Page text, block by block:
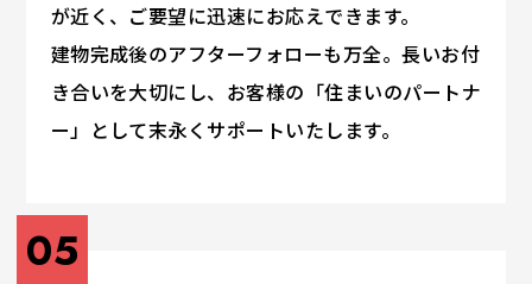
が近く、ご要望に迅速にお応えできます。
建物完成後のアフターフォローも万全。長いお付
き合いを大切にし、お客様の「住まいのパートナ
ー」として末永くサポートいたします。
05